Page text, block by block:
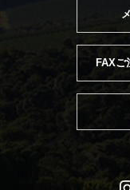
FAXご